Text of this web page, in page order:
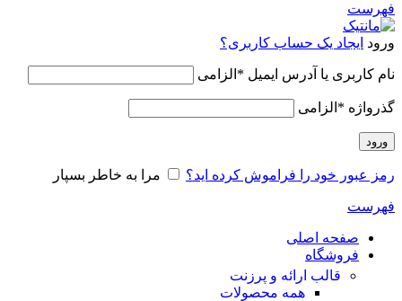
فهرست
ورود ایجاد یک حساب کاربری؟
نام کاربری یا آدرس ایمیل * الزامی
گذرواژه * الزامی
ورود
رمز عبور خود را فراموش کرده اید؟ مرا به خاطر بسپار
فهرست
صفحه اصلی
فروشگاه
قالب ارائه و پرزنت
همه محصولات